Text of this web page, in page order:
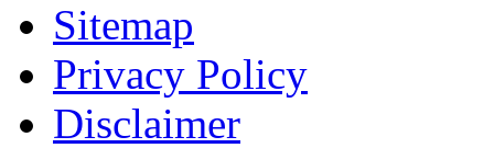
Sitemap
Privacy Policy
Disclaimer